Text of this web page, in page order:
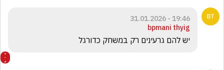
19:46 - 31.01.2026
bpmani thyig
יש להם גרעינים רק במשחק כדורגל